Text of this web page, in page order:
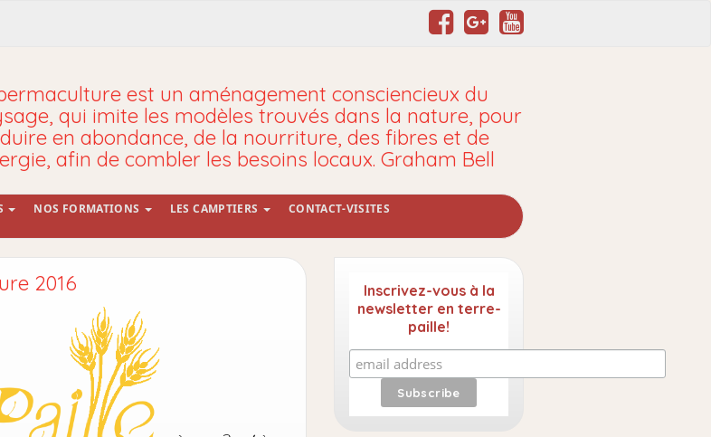
est un aménagement consciencieux du
qui imite les modèles trouvés dans la nature, pour
en abondance, de la nourriture, des fibres et de
afin de combler les besoins locaux. Graham Bell
NOS FORMATIONS LES CAMPTIERS CONTACT-VISITES
2016
Inscrivez-vous à la
newsletter en terre-
paille!